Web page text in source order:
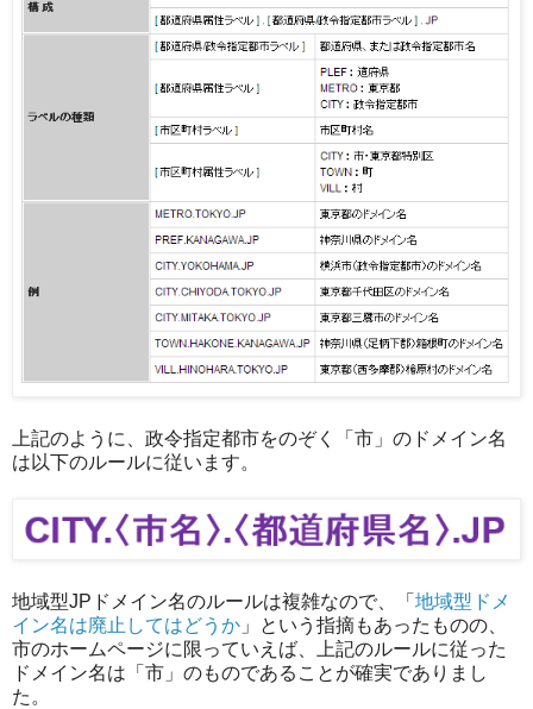
上記のように、政令指定都市をのぞく「市」のドメイン名
は以下のルールに従います。
地域型JPドメイン名のルールは複雑なので、「 地域型ドメ
イン名は廃止してはどうか 」という指摘もあったものの、
市のホームページに限っていえば、上記のルールに従った
ドメイン名は「市」のものであることが確実でありまし
た。